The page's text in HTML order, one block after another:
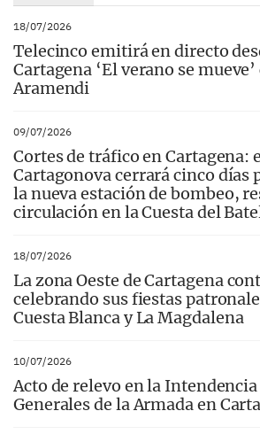
18/07/2026
Telecinco emitirá en directo
Cartagena ‘El verano se
Aramendi
09/07/2026
Cortes de tráfico en Cartagena:
Cartagonova cerrará cinco días
la nueva estación de bombeo,
circulación en la Cuesta del
18/07/2026
La zona Oeste de Cartagena
celebrando sus fiestas
Cuesta Blanca y La Magdalena
10/07/2026
Acto de relevo en la
Generales de la Armada en